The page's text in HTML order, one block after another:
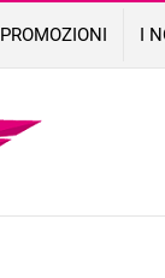
PROMOZIONI I